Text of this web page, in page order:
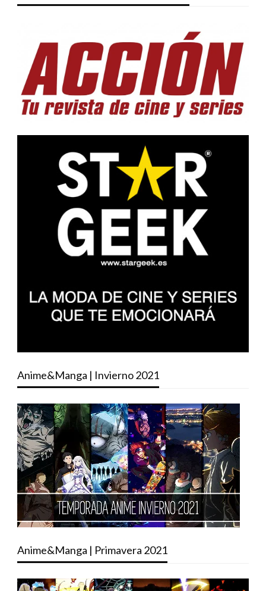
Anime&Manga | Invierno 2021
Anime&Manga | Primavera 2021